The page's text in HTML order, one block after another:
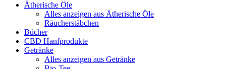
Ätherische Öle
Alles anzeigen aus Ätherische Öle
Räucherstäbchen
Bücher
CBD Hanfprodukte
Getränke
Alles anzeigen aus Getränke